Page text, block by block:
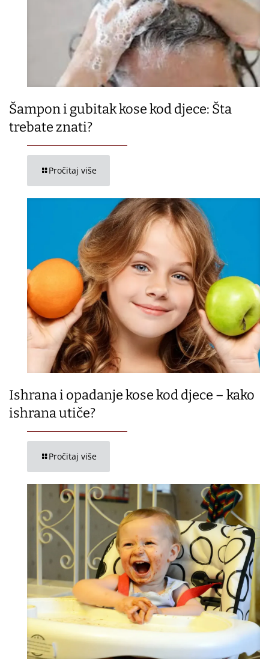
Šampon i gubitak kose kod djece: Šta
trebate znati?
Pročitaj više
Ishrana i opadanje kose kod djece – kako
ishrana utiče?
Pročitaj više